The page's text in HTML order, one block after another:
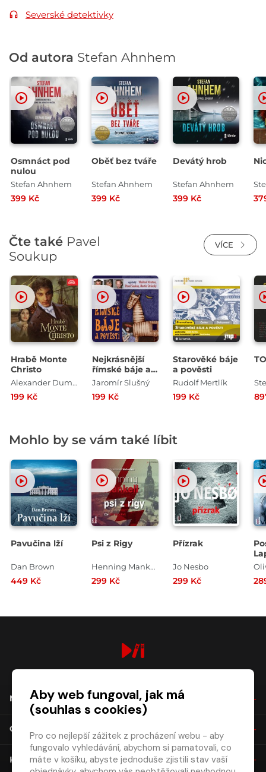
Severské detektivky
Od autora Stefan Ahnhem
Osmnáct pod
nulou
Stefan Ahnhem
399 Kč
Oběť bez tváře
Stefan Ahnhem
399 Kč
Devátý hrob
Stefan Ahnhem
399 Kč
Čte také Pavel
Soukup
VÍCE
Hrabě Monte
Christo
Alexander Dumas
199 Kč
Nejkrásnější
římské báje a
pověsti
Jaromír Slušný
199 Kč
Starověké báje
a pověsti
Rudolf Mertlík
199 Kč
TO
Mohlo by se vám také líbit
Pavučina lží
Dan Brown
449 Kč
Psi z Rigy
Henning Mankell
299 Kč
Přízrak
Jo Nesbo
299 Kč
NÁKUP
O SPOLEČNOSTI
KONTAKT
Aby web fungoval, jak má
(souhlas s cookies)
Pro co nejlepší zážitek z procházení webu - aby
fungovalo vyhledávání, abychom si pamatovali, co
máte v košíku, abyste jednoduše zjistili stav vaší